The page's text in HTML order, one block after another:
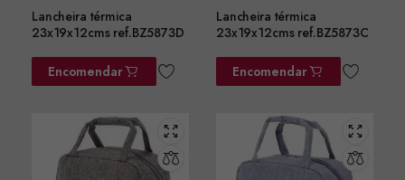
Lancheira térmica
23x19x12cms ref.BZ5873D
Encomendar
Lancheira térmica
23x19x12cms ref.BZ5873C
Encomendar